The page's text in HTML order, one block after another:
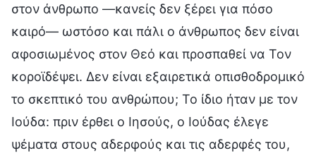
στον άνθρωπο —κανείς δεν ξέρει για πόσο
καιρό— ωστόσο και πάλι ο άνθρωπος δεν είναι
αφοσιωμένος στον Θεό και προσπαθεί να Τον
κοροϊδέψει. Δεν είναι εξαιρετικά οπισθοδρομικό
το σκεπτικό του ανθρώπου; Το ίδιο ήταν με τον
Ιούδα: πριν έρθει ο Ιησούς, ο Ιούδας έλεγε
ψέματα στους αδερφούς και τις αδερφές του,